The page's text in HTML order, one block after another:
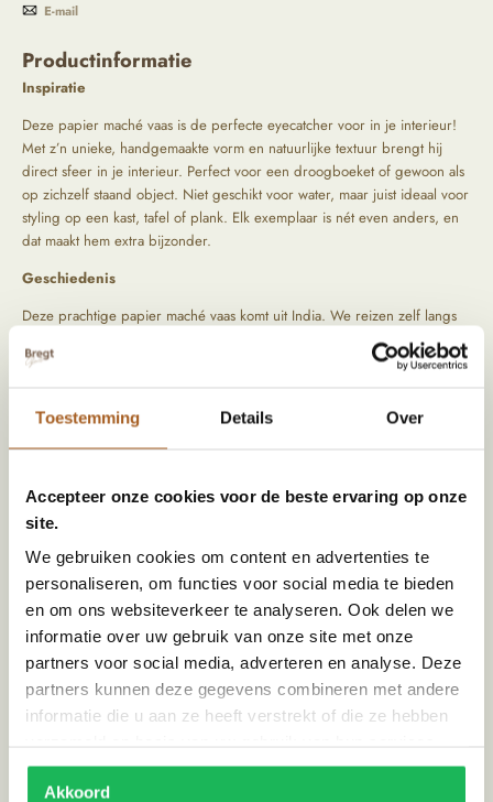
Toestemming Details Over
Accepteer onze cookies voor de beste ervaring op onze
site.
We gebruiken cookies om content en advertenties te
personaliseren, om functies voor social media te bieden
en om ons websiteverkeer te analyseren. Ook delen we
informatie over uw gebruik van onze site met onze
partners voor social media, adverteren en analyse. Deze
partners kunnen deze gegevens combineren met andere
informatie die u aan ze heeft verstrekt of die ze hebben
Akkoord
E-mail
Productinformatie
Inspiratie
Deze papier maché vaas is de perfecte eyecatcher voor in je interieur!
Met z’n unieke, handgemaakte vorm en natuurlijke textuur brengt hij
direct sfeer in je interieur. Perfect voor een droogboeket of gewoon als
op zichzelf staand object. Niet geschikt voor water, maar juist ideaal voor
styling op een kast, tafel of plank. Elk exemplaar is nét even anders, en
dat maakt hem extra bijzonder.
Geschiedenis
Deze prachtige papier maché vaas komt uit India. We reizen zelf langs
bijzondere locaties om de mooiste items op te speuren. Tijdens het
zoeken naar die producten letten we vooral op kwaliteit en oorsprong.
uniek en hebben ze een prachtig geleefd uiterlijk.
Specificaties
Afmeting (HxBxD)
Kleur Creme
Materiaal Papier maché
Land van herkomst India
Stijl Scandinavisch | Ibiza vibe
Alternatieve producten